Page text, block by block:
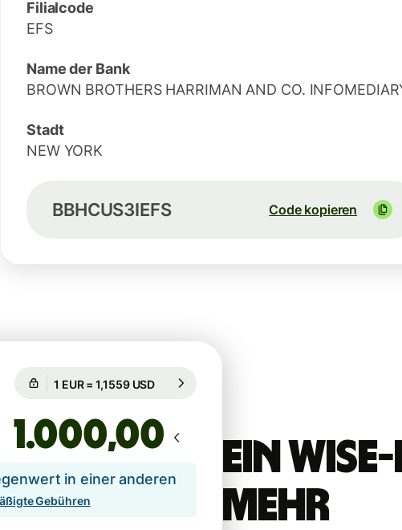
Filialcode
EFS
Name der Bank
BROWN BROTHERS HARRIMAN AND CO.
Stadt
NEW YORK
BBHCUS3IEFS Code kopieren
Ein
mehr
Garantiert für 82 Std.
,00
in einer anderen
Gebühren